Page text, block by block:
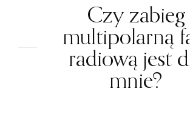
Czy zabieg
multipolarną
radiową jest
mnie?